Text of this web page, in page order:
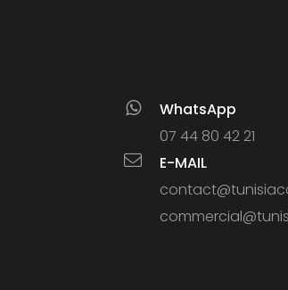
WhatsApp
07 44 80 42 21
E-MAIL